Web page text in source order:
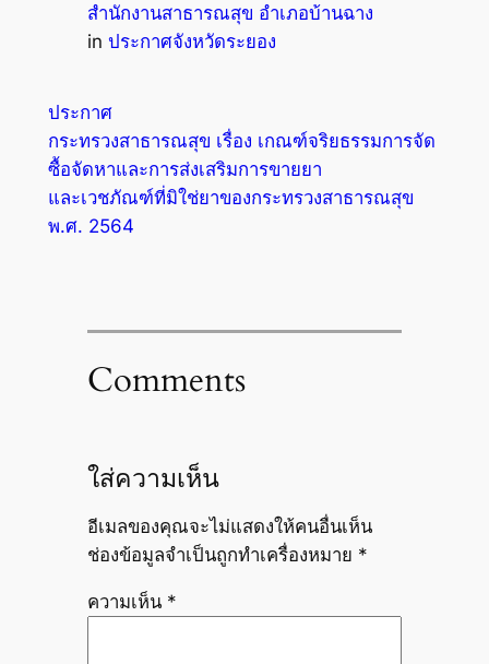
สำนักงานสาธารณสุข อำเภอบ้านฉาง
in ประกาศจังหวัดระยอง
ประกาศ
กระทรวงสาธารณสุข เรื่อง เกณฑ์จริยธรรมการจัด
ซื้อจัดหาและการส่งเสริมการขายยา
และเวชภัณฑ์ที่มิใช่ยาของกระทรวงสาธารณสุข
พ.ศ. 2564
Comments
ใส่ความเห็น
อีเมลของคุณจะไม่แสดงให้คนอื่นเห็น
ช่องข้อมูลจำเป็นถูกทำเครื่องหมาย *
ความเห็น *